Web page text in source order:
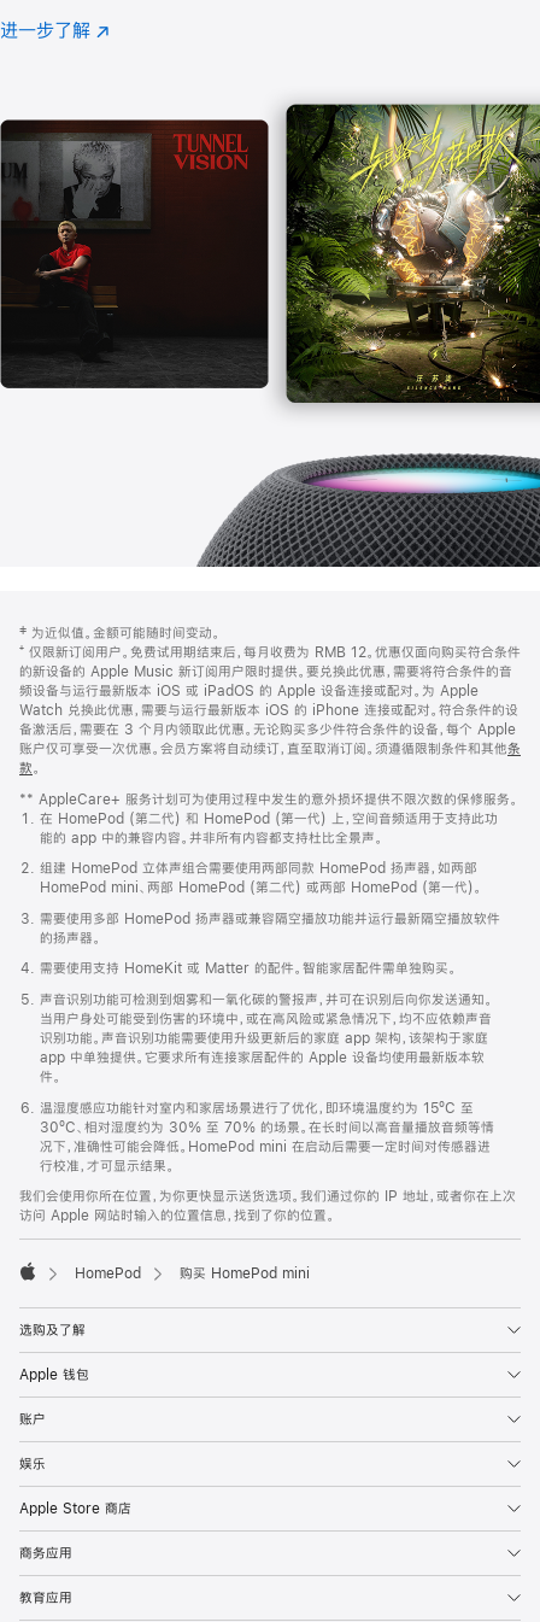
注
进一步了解 Apple
(在
口
中
打
开)
页
页
脚
注
‡ 为近似值。金额可能随时间变动。
⁺ 仅限新订阅用户。免费试用期结束后，每月收费为 RMB 12。优惠仅面向购买符合条件
的新设备的 Apple Music 新订阅用户限时提供。要兑换此优惠，需要将符合条件的音
频设备与运行最新版本 iOS 或 iPadOS 的 Apple 设备连接或配对。为 Apple
Watch 兑换此优惠，需要与运行最新版本 iOS 的 iPhone 连接或配对。符合条件的设
备激活后，需要在 3 个月内领取此优惠。无论购买多少件符合条件的设备，每个 Apple
账户仅可享受一次优惠。会员方案将自动续订，直至取消订阅。须遵循限制条件和其他条
款。
窗
口
中
打
开)
** AppleCare+ 服务计划可为使用过程中发生的意外损坏提供不限次数的保修服务。
在 HomePod (第二代) 和 HomePod (第一代) 上，空间音频适用于支持此功
能的 app 中的兼容内容。并非所有内容都支持杜比全景声。
组建 HomePod 立体声组合需要使用两部同款 HomePod 扬声器，如两部
HomePod mini、两部 HomePod (第二代) 或两部 HomePod (第一代)。
需要使用多部 HomePod 扬声器或兼容隔空播放功能并运行最新隔空播放软件
的扬声器。
需要使用支持 HomeKit 或 Matter 的配件。智能家居配件需单独购买。
声音识别功能可检测到烟雾和一氧化碳的警报声，并可在识别后向你发送通知。
当用户身处可能受到伤害的环境中，或在高风险或紧急情况下，均不应依赖声音
识别功能。声音识别功能需要使用升级更新后的家庭 app 架构，该架构于家庭
app 中单独提供。它要求所有连接家居配件的 Apple 设备均使用最新版本软
件。
温湿度感应功能针对室内和家居场景进行了优化，即环境温度约为 15ºC 至
30ºC、相对湿度约为 30% 至 70% 的场景。在长时间以高音量播放音频等情
况下，准确性可能会降低。HomePod mini 在启动后需要一定时间对传感器进
行校准，才可显示结果。
我们会使用你所在位置，为你更快显示送货选项。我们通过你的 IP 地址，或者你在上次
访问 Apple 网站时输入的位置信息，找到了你的位置。
HomePod 购买 HomePod mini
选购及了解
Apple 钱包
账户
娱乐
Apple Store 商店
商务应用
教育应用